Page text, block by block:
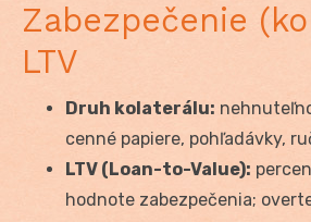
Zabezpečenie
LTV
Druh kolaterálu:
cenné papiere, pohľadávky,
LTV (Loan-to-Value):
hodnote zabezpečenia;